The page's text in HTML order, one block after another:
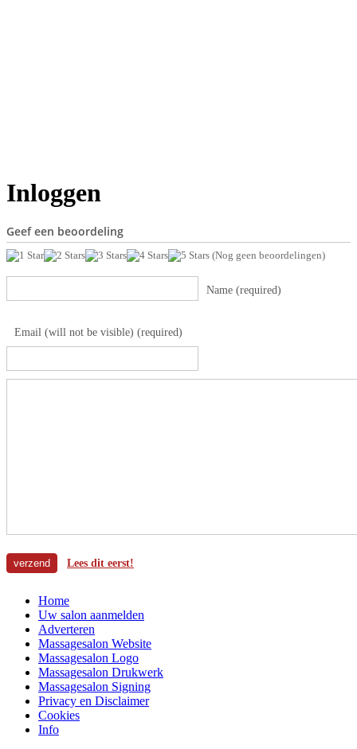
Inloggen
Geef een beoordeling
(Nog geen beoordelingen)
Name (required)
Email (will not be visible) (required)
Lees dit eerst!
Home
Uw salon aanmelden
Adverteren
Massagesalon Website
Massagesalon Logo
Massagesalon Drukwerk
Massagesalon Signing
Privacy en Disclaimer
Cookies
Info